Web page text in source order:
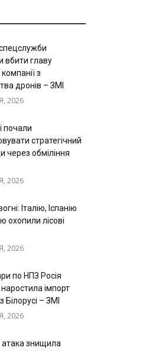
спецслужби
вбити главу
з
дронів – ЗМІ
2026
почали
стратегічний
через обміління
2026
Італію, Іспанію
охопили лісові
2026
по НПЗ Росія
імпорт
Білорусі – ЗМІ
2026
атака знищила